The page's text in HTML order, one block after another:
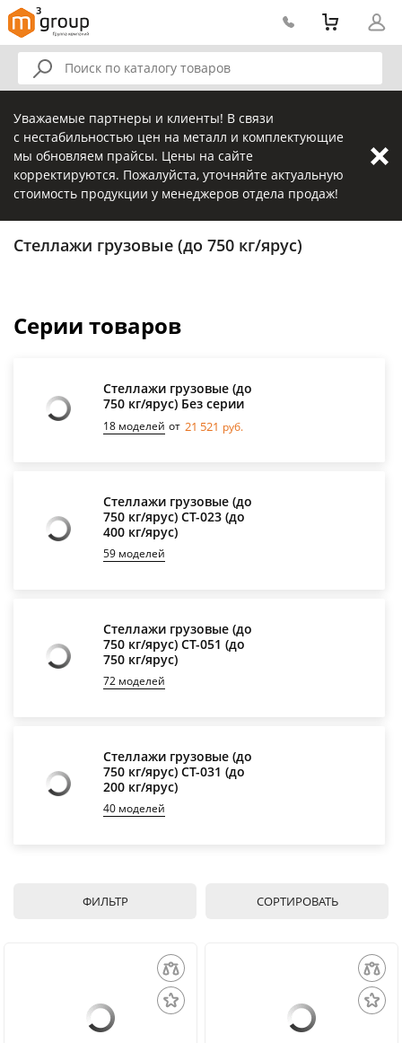
Уважаемые партнеры и клиенты! В связи
с нестабильностью цен на металл и комплектующие
мы обновляем прайсы. Цены на сайте
корректируются. Пожалуйста, уточняйте актуальную
стоимость продукции у менеджеров отдела продаж!
Стеллажи грузовые (до 750 кг/ярус)
Серии товаров
Стеллажи грузовые (до
750 кг/ярус) Без серии
18 моделей от 21 521 руб.
Стеллажи грузовые (до
750 кг/ярус) СТ-023 (до
400 кг/ярус)
59 моделей
Стеллажи грузовые (до
750 кг/ярус) СТ-051 (до
750 кг/ярус)
72 моделей
Стеллажи грузовые (до
750 кг/ярус) СТ-031 (до
200 кг/ярус)
40 моделей
ФИЛЬТР СОРТИРОВАТЬ